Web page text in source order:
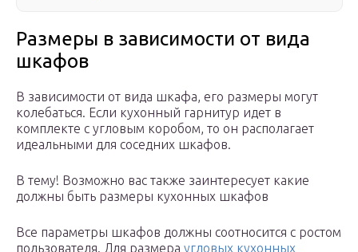
Размеры в зависимости от вида
шкафов
В зависимости от вида шкафа, его размеры могут
колебаться. Если кухонный гарнитур идет в
комплекте с угловым коробом, то он располагает
идеальными для соседних шкафов.
В тему! Возможно вас также заинтересует какие
должны быть размеры кухонных шкафов
Все параметры шкафов должны соотносится с ростом
пользователя. Для размера угловых кухонных